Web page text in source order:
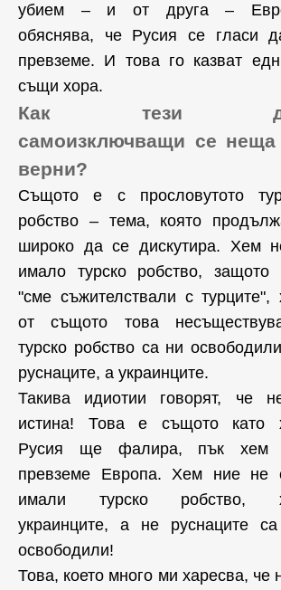
убием – и от друга –
обяснява, че Русия се гласи
превземе. И това го казват
същи хора.
Как тези
самоизключващи се неща
верни?
Същото е с прословутото
робство – тема, която
широко да се дискутира. Хем
имало турско робство, защото
"сме съжителствали с турците",
от същото това
турско робство са ни
руснаците, а украинците.
Такива идиотии говорят, че
истина! Това е същото като
Русия ще фалира, пък хем
превземе Европа. Хем ние не
имали турско робство,
украинците, а не руснаците
освободили!
Това, което много ми харесва, че